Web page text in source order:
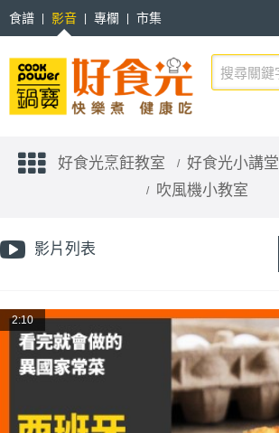
食譜 影音 專欄
市集
好食光烹飪教室 好食光小講堂
吹風機小教室
影片列表
2:10